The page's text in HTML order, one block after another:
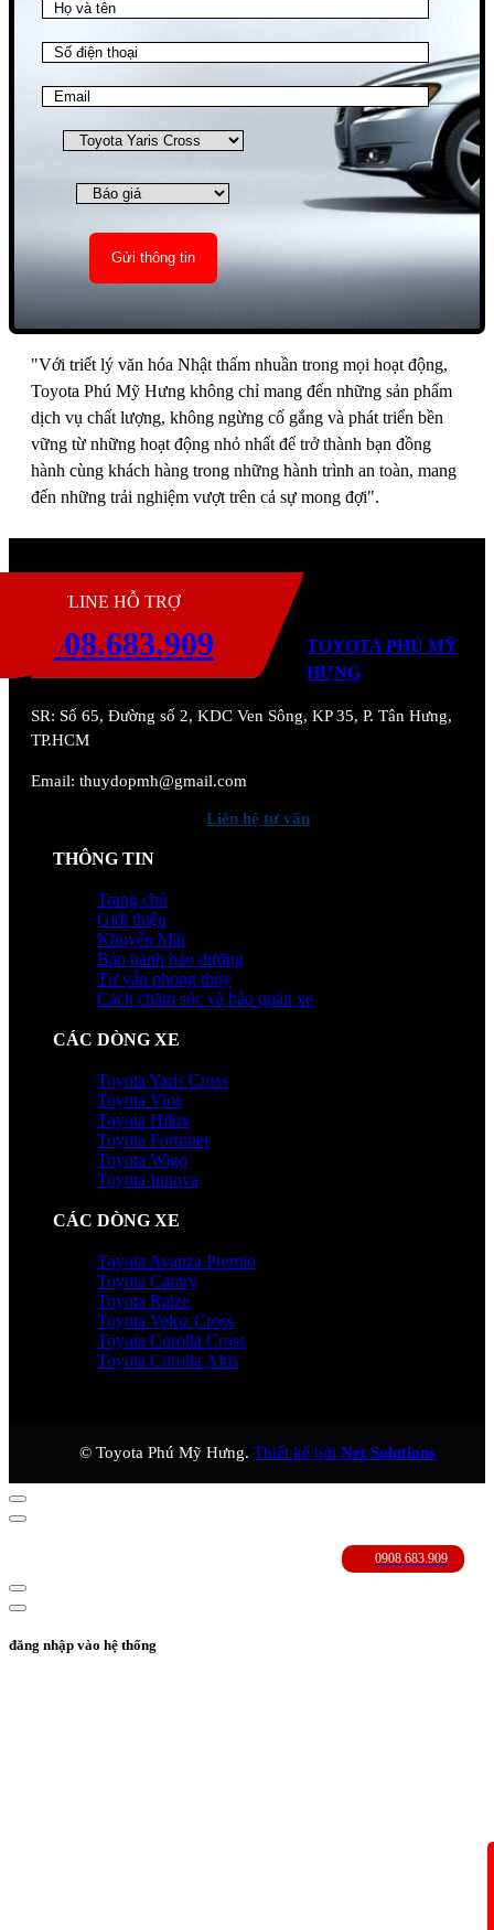
"Với triết lý văn hóa Nhật thấm nhuần trong mọi hoạt động,
Toyota Phú Mỹ Hưng không chỉ mang đến những sản phẩm
dịch vụ chất lượng, không ngừng cố gắng và phát triển bền
vững từ những hoạt động nhỏ nhất để trở thành bạn đồng
hành cùng khách hàng trong những hành trình an toàn, mang
đến những trải nghiệm vượt trên cả sự mong đợi".
HOTLINE HỖ TRỢ
0908.683.909
TOYOTA PHÚ MỸ
HƯNG
SR: Số 65, Đường số 2, KDC Ven Sông, KP 35, P. Tân Hưng,
TP.HCM
Email: thuydopmh@gmail.com
Liên hệ tư vấn
THÔNG TIN
Trang chủ
Giới thiệu
Khuyến Mãi
Bảo hành bảo dưỡng
Tư vấn phong thủy
Cách chăm sóc và bảo quản xe
CÁC DÒNG XE
Toyota Yaris Cross
Toyota Vios
Toyota Hilux
Toyota Fortuner
Toyota Wigo
Toyota Innova
CÁC DÒNG XE
Toyota Avanza Premio
Toyota Camry
Toyota Raize
Toyota Veloz Cross
Toyota Corolla Cross
Toyota Corolla Altis
© Toyota Phú Mỹ Hưng.Thiết kế bởiNet Solutions
đăng nhập vào hệ thống